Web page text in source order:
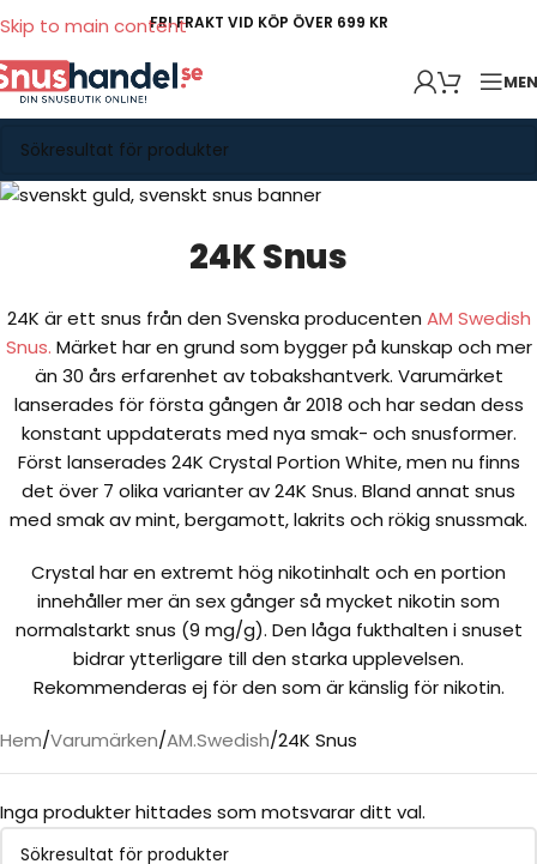
Skip to main contentFRI FRAKT VID KÖP ÖVER 699 KR
24K Snus
24K är ett snus från den Svenska producenten AM Swedish
Snus. Märket har en grund som bygger på kunskap och mer
än 30 års erfarenhet av tobakshantverk. Varumärket
lanserades för första gången år 2018 och har sedan dess
konstant uppdaterats med nya smak- och snusformer.
Först lanserades 24K Crystal Portion White, men nu finns
det över 7 olika varianter av 24K Snus. Bland annat snus
med smak av mint, bergamott, lakrits och rökig snussmak.
Crystal har en extremt hög nikotinhalt och en portion
innehåller mer än sex gånger så mycket nikotin som
normalstarkt snus (9 mg/g). Den låga fukthalten i snuset
bidrar ytterligare till den starka upplevelsen.
Rekommenderas ej för den som är känslig för nikotin.
Hem Varumärken AM.Swedish 24K Snus
Inga produkter hittades som motsvarar ditt val.